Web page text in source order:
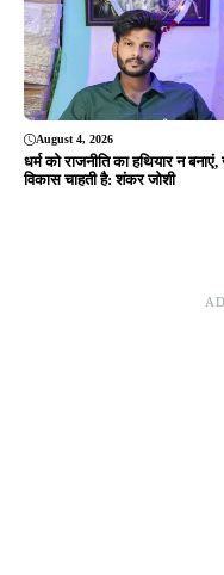
August 4, 2026
धर्म को राजनीति का हथियार न
विकास चाहती है: शंकर जोशी